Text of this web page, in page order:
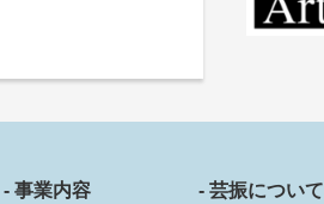
- 事業内容 - 芸振について